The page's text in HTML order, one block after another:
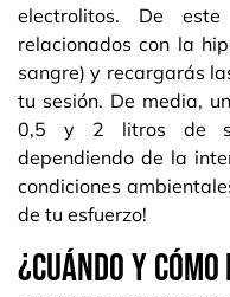
electrolitos. De
relacionados con la
sangre) y recargarás
tu sesión. De media,
0,5 y 2 litros de
dependiendo de la
condiciones
de tu esfuerzo!
¿Cuándo y